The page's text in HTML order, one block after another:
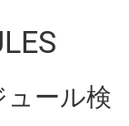
ール検